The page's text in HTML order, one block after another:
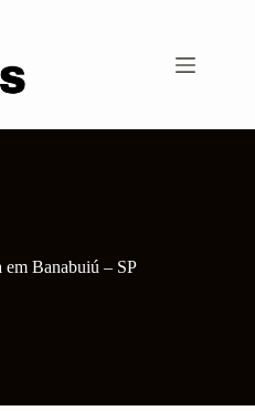
em Banabuiú – SP